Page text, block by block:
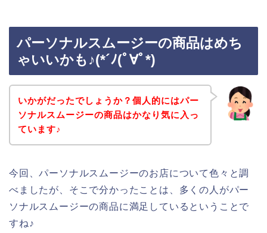
パーソナルスムージーの商品はめち
ゃいいかも♪(*´ﾉ(ﾟ∀ﾟ*)
いかがだったでしょうか？個人的にはパー
ソナルスムージーの商品はかなり気に入っ
ています♪
今回、パーソナルスムージーのお店について色々と調
べましたが、そこで分かったことは、多くの人がパー
ソナルスムージーの商品に満足しているということで
すね♪